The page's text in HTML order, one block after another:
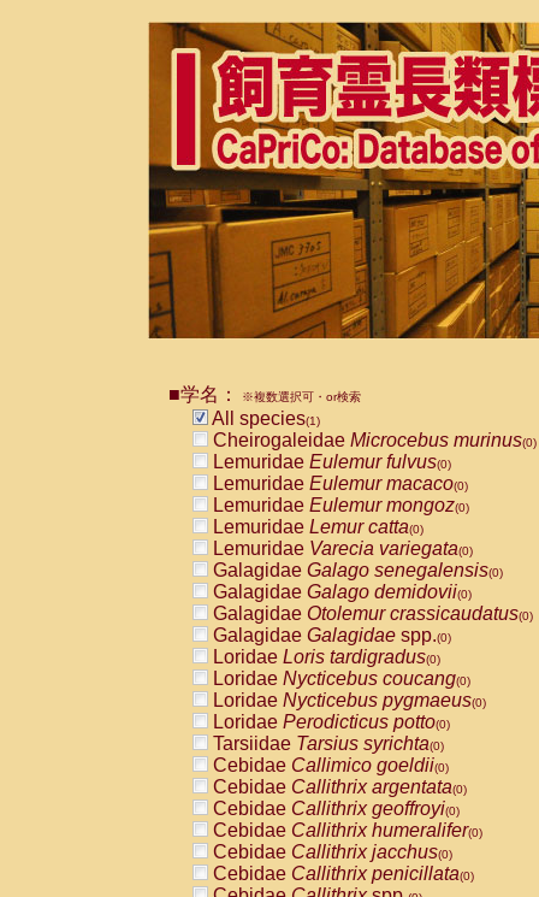
■学名： ※複数選択可・or検索
All species(1)
Cheirogaleidae Microcebus murinus(0)
Lemuridae Eulemur fulvus(0)
Lemuridae Eulemur macaco(0)
Lemuridae Eulemur mongoz(0)
Lemuridae Lemur catta(0)
Lemuridae Varecia variegata(0)
Galagidae Galago senegalensis(0)
Galagidae Galago demidovii(0)
Galagidae Otolemur crassicaudatus(0)
Galagidae Galagidae spp.(0)
Loridae Loris tardigradus(0)
Loridae Nycticebus coucang(0)
Loridae Nycticebus pygmaeus(0)
Loridae Perodicticus potto(0)
Tarsiidae Tarsius syrichta(0)
Cebidae Callimico goeldii(0)
Cebidae Callithrix argentata(0)
Cebidae Callithrix geoffroyi(0)
Cebidae Callithrix humeralifer(0)
Cebidae Callithrix jacchus(0)
Cebidae Callithrix penicillata(0)